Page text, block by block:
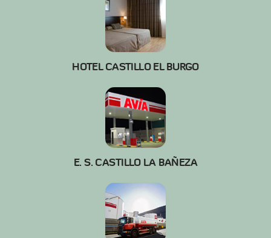
HOTEL CASTILLO EL BURGO
E. S. CASTILLO LA BAÑEZA